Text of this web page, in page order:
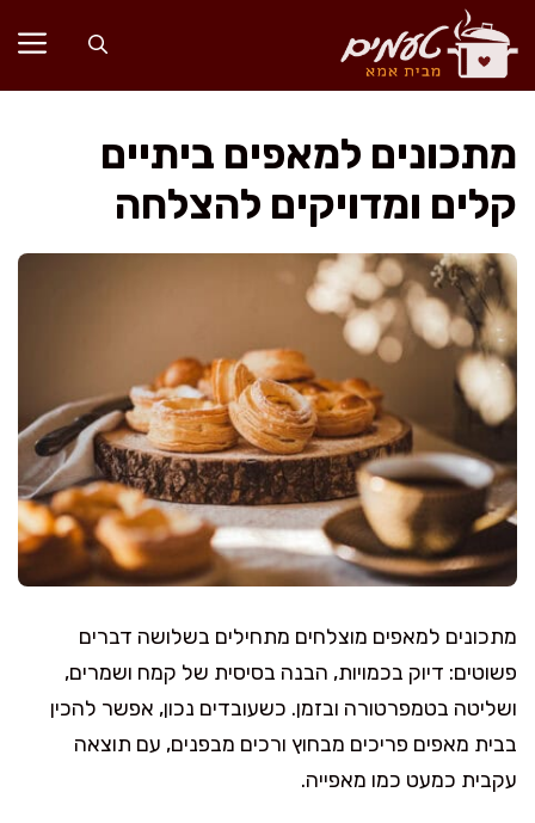
לדלג
לתוכן
מתכונים למאפים ביתיים
קלים ומדויקים להצלחה
מתכונים למאפים מוצלחים מתחילים בשלושה דברים
פשוטים: דיוק בכמויות, הבנה בסיסית של קמח ושמרים,
ושליטה בטמפרטורה ובזמן. כשעובדים נכון, אפשר להכין
בבית מאפים פריכים מבחוץ ורכים מבפנים, עם תוצאה
עקבית כמעט כמו מאפייה.